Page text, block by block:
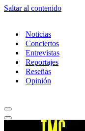
Saltar al contenido
Noticias
Conciertos
Entrevistas
Reportajes
Reseñas
Opinión
Menú
de
Menú